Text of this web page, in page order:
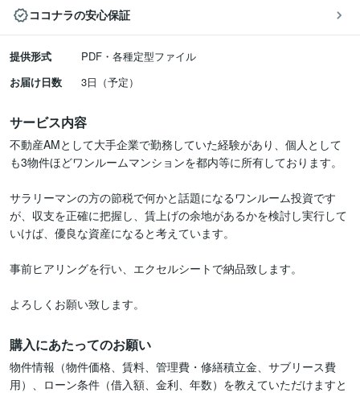
ココナラの安心保証
提供形式
PDF・各種定型ファイル
お届け日数
3日（予定）
サービス内容
不動産AMとして大手企業で勤務していた経験があり、個人として
も3物件ほどワンルームマンションを都内等に所有しております。
サラリーマンの方の節税で何かと話題になるワンルーム投資です
が、収支を正確に把握し、賃上げの余地があるかを検討し実行して
いけば、優良な資産になると考えています。
事前ヒアリングを行い、エクセルシートで納品致します。
よろしくお願い致します。
購入にあたってのお願い
物件情報（物件価格、賃料、管理費・修繕積立金、サブリース費
用）、ローン条件（借入額、金利、年数）を教えていただけますと